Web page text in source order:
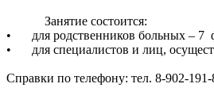
Занятие состоится:
•
для родственников больных –
•
для специалистов и лиц,
Справки по телефону: тел. 8-902-